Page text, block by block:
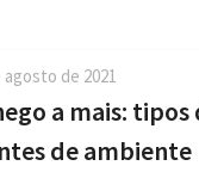
agosto de 2021
a mais: tipos
de ambiente